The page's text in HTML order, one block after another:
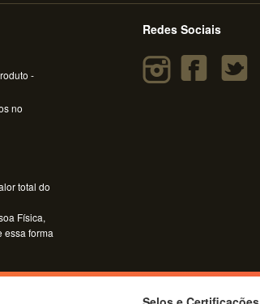
-
no
total do
Física,
essa forma
Redes Sociais